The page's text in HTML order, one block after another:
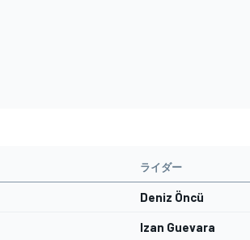
ライダー
Deniz Öncü
Izan Guevara